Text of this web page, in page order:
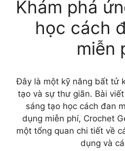
Khám phá
học cách
miễn
Đây là một kỹ năng bất tử
tạo và sự thư giãn. Bài
sáng tạo học cách đan
dụng miễn phí, Crochet
một tổng quan chi tiết về
dụng và